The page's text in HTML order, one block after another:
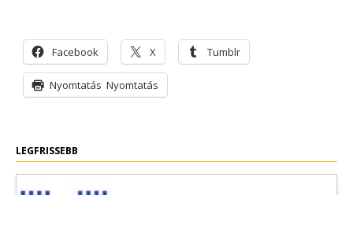
Facebook X Tumblr
Nyomtatás Nyomtatás
LEGFRISSEBB